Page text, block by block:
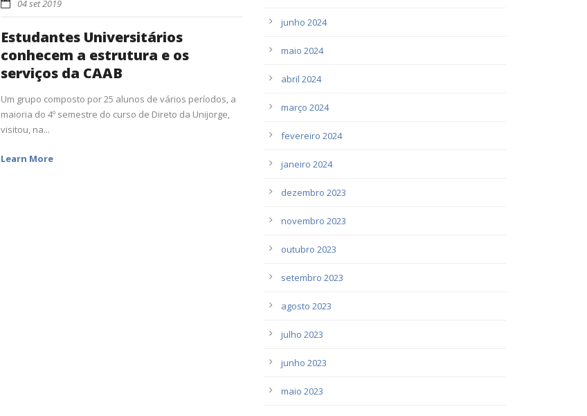
04 set 2019
Estudantes Universitários
conhecem a estrutura e os
serviços da CAAB
Um grupo composto por 25 alunos de vários períodos, a
maioria do 4º semestre do curso de Direto da Unijorge,
visitou, na...
Learn More
junho 2024
maio 2024
abril 2024
março 2024
fevereiro 2024
janeiro 2024
dezembro 2023
novembro 2023
outubro 2023
setembro 2023
agosto 2023
julho 2023
junho 2023
maio 2023